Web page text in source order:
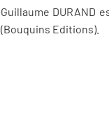
Guillaume DURAND
(Bouquins Editions).